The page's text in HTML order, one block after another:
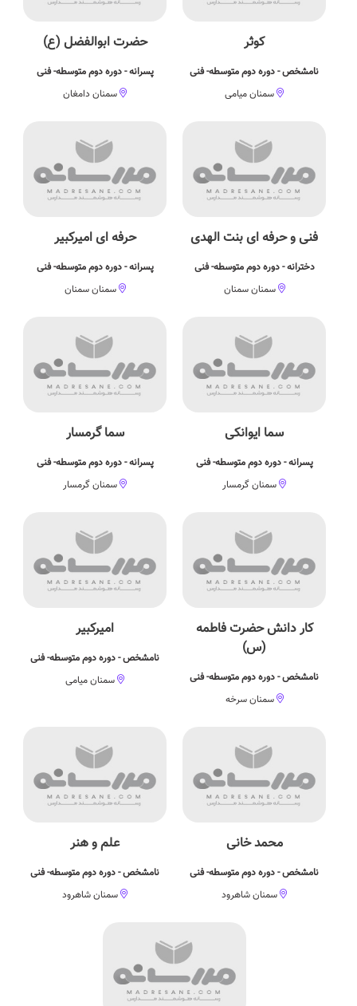
کوثر
نامشخص - دوره دوم متوسطه- فنی
سمنان میامی
حضرت ابوالفضل (ع)
پسرانه - دوره دوم متوسطه- فنی
سمنان دامغان
فنی و حرفه ای بنت الهدی
دخترانه - دوره دوم متوسطه- فنی
سمنان سمنان
حرفه ای امیرکبیر
پسرانه - دوره دوم متوسطه- فنی
سمنان سمنان
سما ایوانکی
پسرانه - دوره دوم متوسطه- فنی
سمنان گرمسار
سما گرمسار
پسرانه - دوره دوم متوسطه- فنی
سمنان گرمسار
كار دانش حضرت فاطمه
(س)
نامشخص - دوره دوم متوسطه- فنی
سمنان سرخه
امیرکبیر
نامشخص - دوره دوم متوسطه- فنی
سمنان میامی
محمد خانی
نامشخص - دوره دوم متوسطه- فنی
سمنان شاهرود
علم و هنر
نامشخص - دوره دوم متوسطه- فنی
سمنان شاهرود